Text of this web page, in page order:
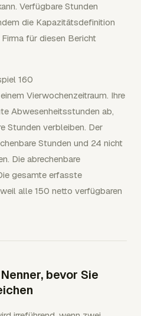
Verfügbare Stunden
die Kapazitätsdefinition
für diesen Bericht
160
Vierwochenzeitraum. Ihre
Abwesenheitsstunden ab,
Stunden verbleiben. Der
Stunden und 24 nicht
Die abrechenbare
gesamte erfasste
alle 150 netto verfügbaren
bevor Sie